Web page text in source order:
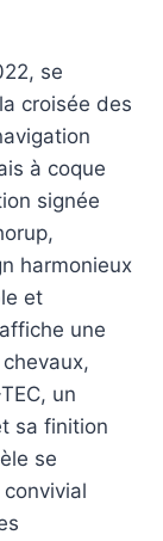
se
croisée des
à coque
signée
harmonieux
et
une
un
sa finition
se